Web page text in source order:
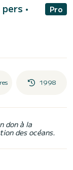
•
Pro
1998
don à la
des océans.